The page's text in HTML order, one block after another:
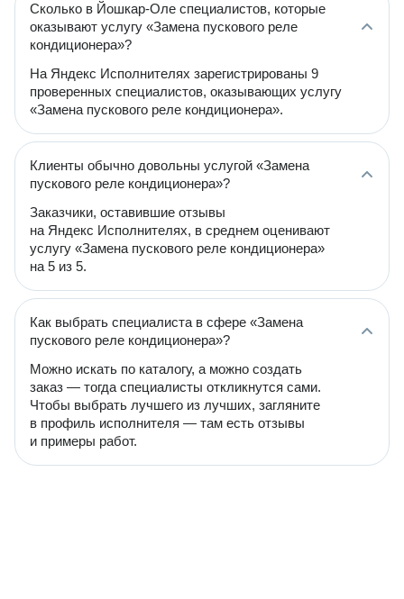
Сколько в Йошкар-Оле специалистов, которые
оказывают услугу «Замена пускового реле
кондиционера»?
На Яндекс Исполнителях зарегистрированы 9
проверенных специалистов, оказывающих услугу
«Замена пускового реле кондиционера».
Клиенты обычно довольны услугой «Замена
пускового реле кондиционера»?
Заказчики, оставившие отзывы
на Яндекс Исполнителях, в среднем оценивают
услугу «Замена пускового реле кондиционера»
на 5 из 5.
Как выбрать специалиста в сфере «Замена
пускового реле кондиционера»?
Можно искать по каталогу, а можно создать
заказ — тогда специалисты откликнутся сами.
Чтобы выбрать лучшего из лучших, загляните
в профиль исполнителя — там есть отзывы
и примеры работ.